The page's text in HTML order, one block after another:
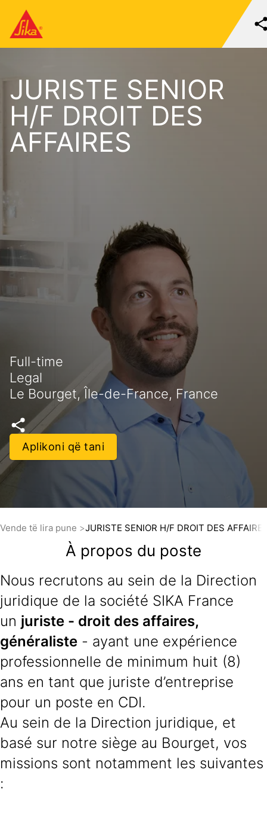
JURISTE SENIOR
H/F DROIT DES
AFFAIRES
Full-time
Legal
Le Bourget, Île-de-France, France
Aplikoni që tani
Vende të lira pune JURISTE SENIOR H/F DROIT DES
À propos du poste
Nous recrutons au sein de la Direction
juridique de la société SIKA France
un juriste - droit des affaires,
généraliste - ayant une expérience
professionnelle de minimum huit (8)
ans en tant que juriste d’entreprise
pour un poste en CDI.
Au sein de la Direction juridique, et
basé sur notre siège au Bourget, vos
missions sont notamment les suivantes
: